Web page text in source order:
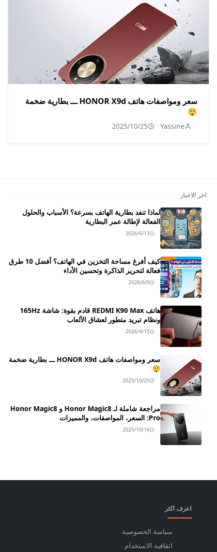
سعر ومواصفات هاتف HONOR X9d ـــ بطارية ضخمة
😲
Yassine
2025/10/25
اخر الاخبار
لماذا تنفد بطارية الهاتف بسرعة؟ الأسباب والحلول
الفعالة لإطالة عمر البطارية
2026/6/13
كيف أفرغ مساحة التخزين في الهاتف؟ أفضل 10 طرق
فعالة لتحرير الذاكرة وتحسين الأداء
2026/6/9
هاتف REDMI K90 Max قادم بقوة: شاشة 165Hz
ونظام تبريد متطور لعشاق الألعاب
2026/4/15
سعر ومواصفات هاتف HONOR X9d ـــ بطارية ضخمة
😲
2025/10/25
مراجعة شاملة لـ Honor Magic8 و Honor Magic8
Pro: السعر، المواصفات، والمميزات
2025/10/16
اعرف اكثر
سياسة الخصوصية
اتفاقية الاستخدام